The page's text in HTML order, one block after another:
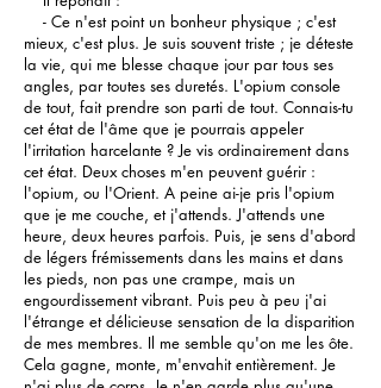
- Ce n'est point un bonheur physique ; c'est
mieux, c'est plus. Je suis souvent triste ; je déteste
la vie, qui me blesse chaque jour par tous ses
angles, par toutes ses duretés. L'opium console
de tout, fait prendre son parti de tout. Connais-tu
cet état de l'âme que je pourrais appeler
l'irritation harcelante ? Je vis ordinairement dans
cet état. Deux choses m'en peuvent guérir :
l'opium, ou l'Orient. A peine ai-je pris l'opium
que je me couche, et j'attends. J'attends une
heure, deux heures parfois. Puis, je sens d'abord
de légers frémissements dans les mains et dans
les pieds, non pas une crampe, mais un
engourdissement vibrant. Puis peu à peu j'ai
l'étrange et délicieuse sensation de la disparition
de mes membres. Il me semble qu'on me les ôte.
Cela gagne, monte, m'envahit entièrement. Je